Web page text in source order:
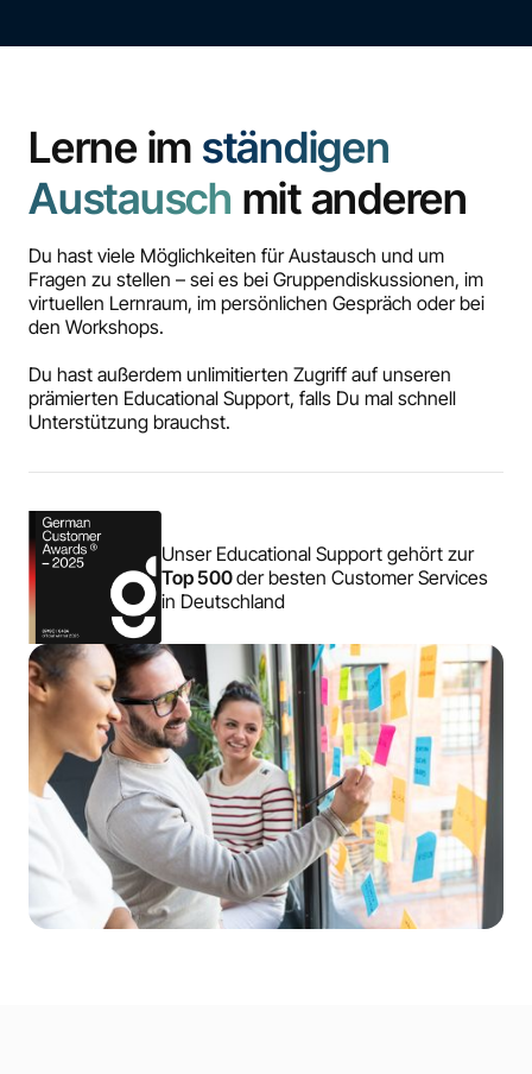
Lerne im ständigen
Austausch mit anderen
Du hast viele Möglichkeiten für Austausch und um
Fragen zu stellen – sei es bei Gruppendiskussionen, im
virtuellen Lernraum, im persönlichen Gespräch oder bei
den Workshops.
Du hast außerdem unlimitierten Zugriff auf unseren
prämierten Educational Support, falls Du mal schnell
Unterstützung brauchst.
Unser Educational Support gehört zur
Top 500der besten Customer Services
in Deutschland